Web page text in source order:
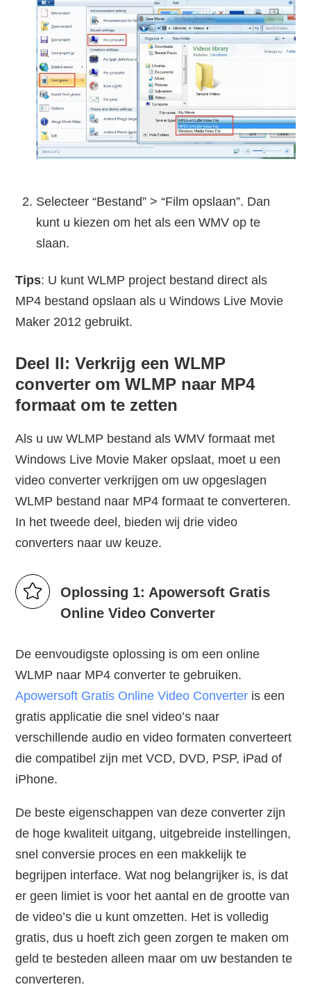
Selecteer “Bestand” > “Film opslaan”. Dan
kunt u kiezen om het als een WMV op te
slaan.
Tips: U kunt WLMP project bestand direct als
MP4 bestand opslaan als u Windows Live Movie
Maker 2012 gebruikt.
Deel II: Verkrijg een WLMP
converter om WLMP naar MP4
formaat om te zetten
Als u uw WLMP bestand als WMV formaat met
Windows Live Movie Maker opslaat, moet u een
video converter verkrijgen om uw opgeslagen
WLMP bestand naar MP4 formaat te converteren.
In het tweede deel, bieden wij drie video
converters naar uw keuze.
Oplossing 1: Apowersoft Gratis
Online Video Converter
De eenvoudigste oplossing is om een online
WLMP naar MP4 converter te gebruiken.
Apowersoft Gratis Online Video Converter is een
gratis applicatie die snel video’s naar
verschillende audio en video formaten converteert
die compatibel zijn met VCD, DVD, PSP, iPad of
iPhone.
De beste eigenschappen van deze converter zijn
de hoge kwaliteit uitgang, uitgebreide instellingen,
snel conversie proces en een makkelijk te
begrijpen interface. Wat nog belangrijker is, is dat
er geen limiet is voor het aantal en de grootte van
de video’s die u kunt omzetten. Het is volledig
gratis, dus u hoeft zich geen zorgen te maken om
geld te besteden alleen maar om uw bestanden te
converteren.